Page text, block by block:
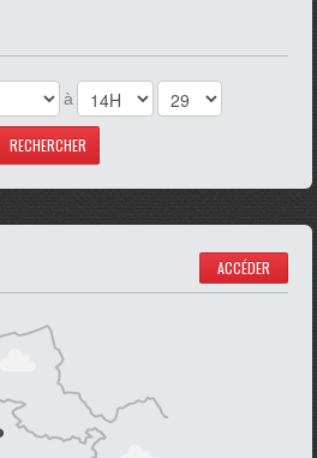
à
ACCÉDER